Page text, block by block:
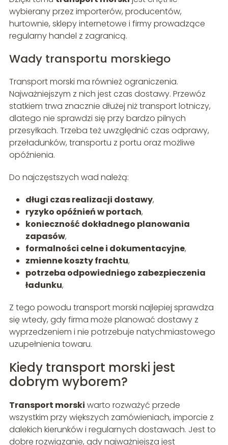
wybierany przez importerów, producentów,
hurtownie, sklepy internetowe i firmy prowadzące
regularny handel z zagranicą.
Wady transportu morskiego
Transport morski ma również ograniczenia.
Najważniejszym z nich jest czas dostawy. Przewóz
statkiem trwa znacznie dłużej niż transport lotniczy,
dlatego nie sprawdzi się przy bardzo pilnych
przesyłkach. Trzeba też uwzględnić czas odprawy,
przeładunków, transportu z portu oraz możliwe
opóźnienia.
Do najczęstszych wad należą:
długi czas realizacji dostawy,
ryzyko opóźnień w portach,
konieczność dokładnego planowania
zapasów,
formalności celne i dokumentacyjne,
zmienne koszty frachtu,
potrzeba odpowiedniego zabezpieczenia
ładunku,
Z tego powodu transport morski najlepiej sprawdza
się wtedy, gdy firma może planować dostawy z
wyprzedzeniem i nie potrzebuje natychmiastowego
uzupełnienia towaru.
Kiedy transport morski jest
dobrym wyborem?
Transport morski warto rozważyć przede
wszystkim przy większych zamówieniach, imporcie z
dalekich kierunków i regularnych dostawach. Jest to
dobre rozwiązanie, gdy najważniejsza jest